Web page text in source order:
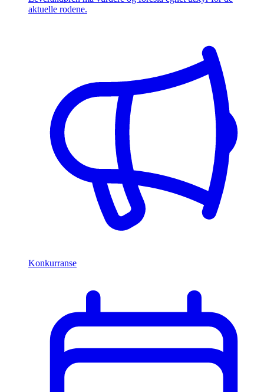
aktuelle rodene.
Konkurranse